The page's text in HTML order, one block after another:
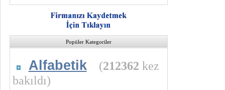
Popüler Kategoriler
Alfabetik (212362 kez
bakıldı)